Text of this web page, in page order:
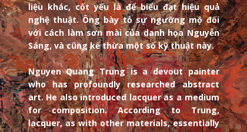
liệu khác, cốt yếu là để biểu đạt hiệu quả
nghệ thuật. Ông bày tỏ sự ngưỡng mộ đối
với cách làm sơn mài của danh họa Nguyễn
Sáng, và cũng kế thừa một số kỹ thuật này.
Nguyen Quang Trung is a devout painter
who has profoundly researched abstract
art. He also introduced lacquer as a medium
for composition. According to Trung,
lacquer, as with other materials, essentially